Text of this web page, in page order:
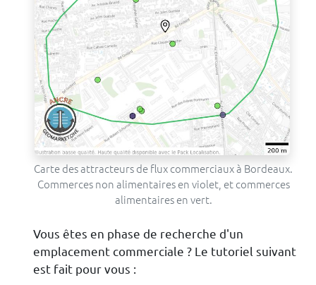
Carte des attracteurs de flux commerciaux à Bordeaux.
Commerces non alimentaires en violet, et commerces
alimentaires en vert.
Vous êtes en phase de recherche d'un
emplacement commerciale ? Le tutoriel suivant
est fait pour vous :